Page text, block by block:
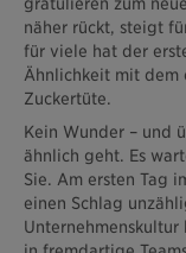
näher rückt, steigt
für viele hat der
Ähnlichkeit mit dem
Zuckertüte.
Kein Wunder – und
ähnlich geht. Es
Sie. Am ersten Tag
einen Schlag